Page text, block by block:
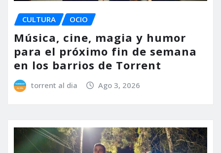
CULTURA OCIO
Música, cine, magia y humor
para el próximo fin de semana
en los barrios de Torrent
torrent al dia Ago 3, 2026